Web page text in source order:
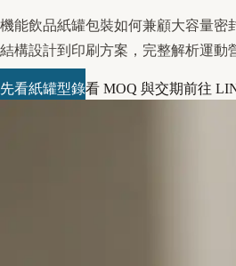
機能飲品紙罐包裝如何兼顧大容量密
結構設計到印刷方案，完整解析運動
先看紙罐型錄看 MOQ 與交期前往